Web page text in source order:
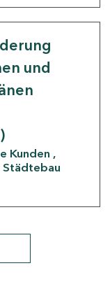
und
Kunden
Städtebau